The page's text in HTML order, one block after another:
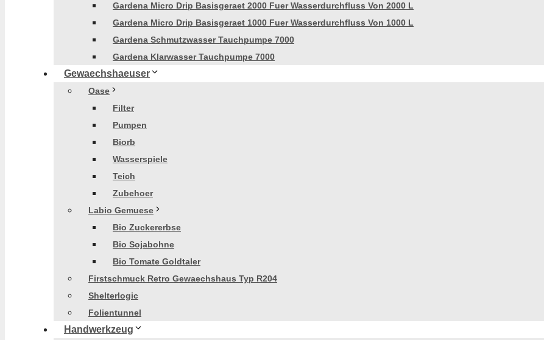
Gardena Micro Drip Basisgeraet 2000 Fuer Wasserdurchfluss Von 2000 L
Gardena Micro Drip Basisgeraet 1000 Fuer Wasserdurchfluss Von 1000 L
Gardena Schmutzwasser Tauchpumpe 7000
Gardena Klarwasser Tauchpumpe 7000
Gewaechshaeuser
Oase
Filter
Pumpen
Biorb
Wasserspiele
Teich
Zubehoer
Labio Gemuese
Bio Zuckererbse
Bio Sojabohne
Bio Tomate Goldtaler
Firstschmuck Retro Gewaechshaus Typ R204
Shelterlogic
Folientunnel
Handwerkzeug